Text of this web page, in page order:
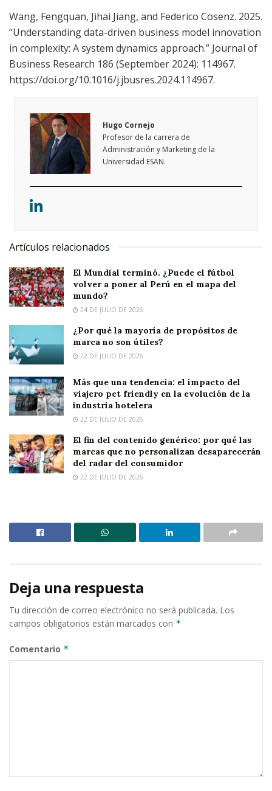
Wang, Fengquan, Jihai Jiang, and Federico Cosenz. 2025.
“Understanding data-driven business model innovation
in complexity: A system dynamics approach.” Journal of
Business Research 186 (September 2024): 114967.
https://doi.org/10.1016/j.jbusres.2024.114967.
Hugo Cornejo
Profesor de la carrera de
Administración y Marketing de la
Universidad ESAN.
Artículos relacionados
El Mundial terminó. ¿Puede el fútbol
volver a poner al Perú en el mapa del
mundo?
24 DE JULIO DE 2026
¿Por qué la mayoría de propósitos de
marca no son útiles?
22 DE JULIO DE 2026
Más que una tendencia: el impacto del
viajero pet friendly en la evolución de la
industria hotelera
22 DE JULIO DE 2026
El fin del contenido genérico: por qué las
marcas que no personalizan desaparecerán
del radar del consumidor
22 DE JULIO DE 2026
Deja una respuesta
Tu dirección de correo electrónico no será publicada. Los
campos obligatorios están marcados con *
Comentario *